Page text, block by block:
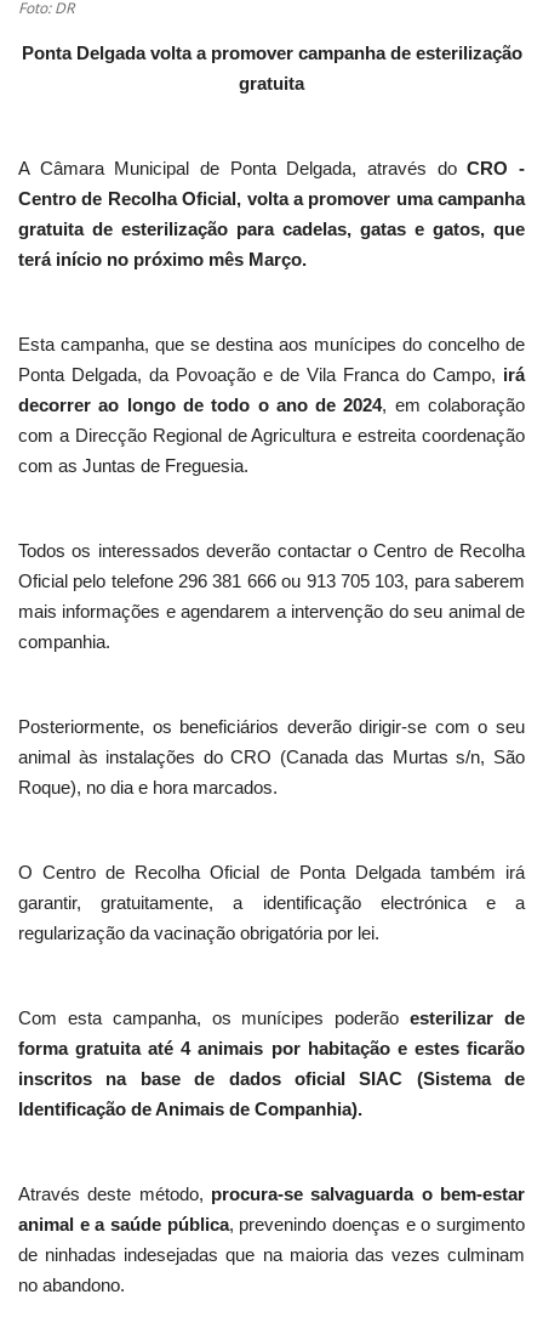
Foto: DR
Ponta Delgada volta a promover campanha de esterilização
gratuita
A Câmara Municipal de Ponta Delgada, através doCRO -
Centro de Recolha Oficial, volta a promover uma campanha
gratuita de esterilização para cadelas, gatas e gatos, que
terá início no próximo mês Março.
Esta campanha, que se destina aos munícipes do concelho de
Ponta Delgada, da Povoação e de Vila Franca do Campo, irá
decorrer ao longo de todo o ano de 2024, em colaboração
com a Direcção Regional de Agricultura e estreita coordenação
com as Juntas de Freguesia.
Todos os interessados deverão contactar o Centro de Recolha
Oficial pelo telefone 296 381 666 ou 913 705 103, para saberem
mais informações e agendarem a intervenção do seu animal de
companhia.
Posteriormente, os beneficiários deverão dirigir-se com o seu
animal às instalações do CRO (Canada das Murtas s/n, São
Roque), no dia e hora marcados.
O Centro de Recolha Oficial de Ponta Delgada também irá
garantir, gratuitamente, a identificação electrónica e a
regularização da vacinação obrigatória por lei.
Com esta campanha, os munícipes poderãoesterilizar de
forma gratuita até 4 animais por habitação e estes ficarão
inscritos na base de dados oficial SIAC (Sistema de
Identificação de Animais de Companhia).
Através deste método, procura-se salvaguarda o bem-estar
animal e a saúde pública, prevenindo doenças e o surgimento
de ninhadas indesejadas que na maioria das vezes culminam
no abandono.